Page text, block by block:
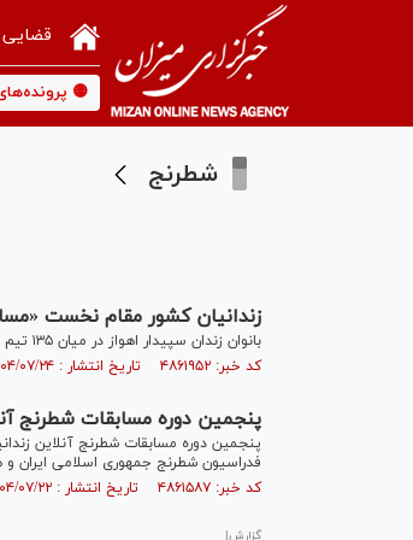
قضایی
🟡
شطرنج
زندانیان کشور مقام نخست
بانوان زندان سپیدار اهواز در میان ۱۳۵ تیم از ۵۷ کشور، قهرمان مسابقات جهانی شطرنج زندانیان شدند.
کد خبر: ۴۸۶۱۹۵۲ تاریخ انتشار : ۱۴۰۴/۰۷/۲۴
پنجمین دوره مسابقات شطرنج
فدراسیون شطرنج جمهوری اسلامی ایران
کد خبر: ۴۸۶۱۵۸۷ تاریخ انتشار : ۱۴۰۴/۰۷/۲۲
گزارش|